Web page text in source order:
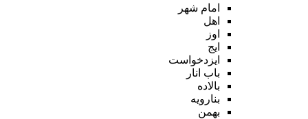
امام شهر
اهل
اوز
ایج
ایزدخواست
باب انار
بالاده
بنارویه
بهمن